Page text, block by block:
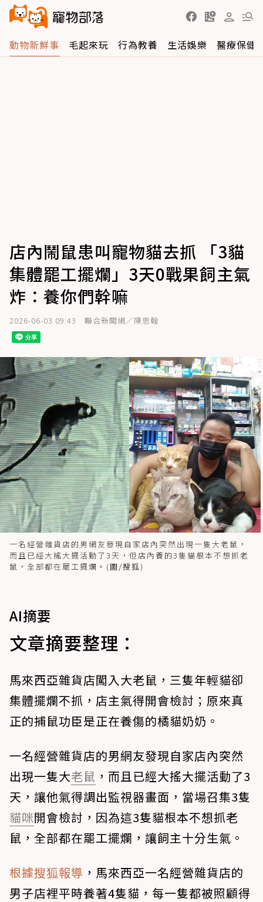
動物新鮮事 毛起來玩 行為教養 生活娛樂 醫療保健
店內鬧鼠患叫寵物貓去抓 「3貓
集體罷工擺爛」3天0戰果飼主氣
炸：養你們幹嘛
2026-06-03 09:43 聯合新聞網／陳思翰
一名經營雜貨店的男網友發現自家店內突然出現一隻大老鼠，
而且已經大搖大擺活動了3天，但店內養的3隻貓根本不想抓老
鼠，全部都在罷工擺爛。(圖/搜狐)
AI摘要
文章摘要整理：
馬來西亞雜貨店闖入大老鼠，三隻年輕貓卻
集體擺爛不抓，店主氣得開會檢討；原來真
正的捕鼠功臣是正在養傷的橘貓奶奶。
一名經營雜貨店的男網友發現自家店內突然
出現一隻大老鼠 ，而且已經大搖大擺活動了3
天，讓他氣得調出監視器畫面，當場召集3隻
貓咪開會檢討，因為這3隻貓根本不想抓老
鼠，全部都在罷工擺爛，讓飼主十分生氣。
根據搜狐報導 ，馬來西亞一名經營雜貨店的
男子店裡平時養著4隻貓，每一隻都被照顧得